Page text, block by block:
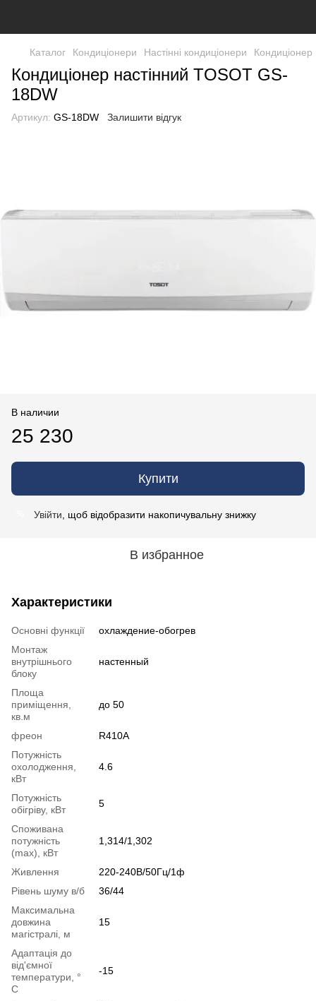
Каталог Кондиціонери Настінні кондиціонери
Кондиціонер настінний TOSOT GS-
18DW
Артикул: GS-18DW Залишити відгук
В наличии
25 230
Купити
Увійти , щоб відобразити накопичувальну знижку
В избранное
Характеристики
Основні функції
охлаждение-обогрев
Монтаж
внутрішнього
блоку
настенный
Площа
приміщення,
кв.м
до 50
фреон
R410A
Потужність
охолодження,
кВт
4.6
Потужність
обігріву, кВт
5
Споживана
потужність
(max), кВт
1,314/1,302
Живлення
220-240В/50Гц/1ф
Рівень шуму в/б
36/44
Максимальна
довжина
магістралі, м
15
Адаптація до
від'ємної
температури, °
C
-15